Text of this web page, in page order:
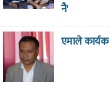
नै'
एमाले